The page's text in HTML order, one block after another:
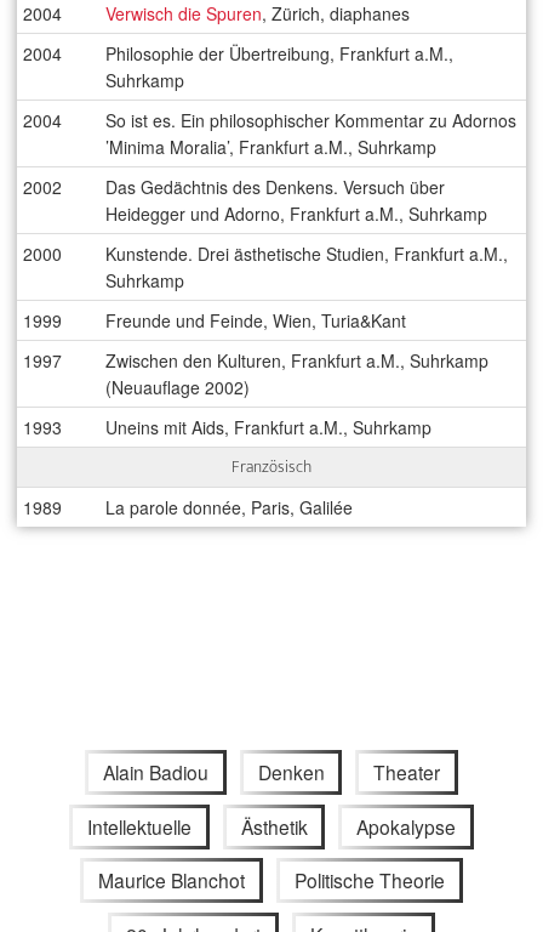
2004
Verwisch die Spuren, Zürich, diaphanes
2004
Philosophie der Übertreibung, Frankfurt a.M.,
Suhrkamp
2004
So ist es. Ein philosophischer Kommentar zu Adornos
’Minima Moralia’, Frankfurt a.M., Suhrkamp
2002
Das Gedächtnis des Denkens. Versuch über
Heidegger und Adorno, Frankfurt a.M., Suhrkamp
2000
Kunstende. Drei ästhetische Studien, Frankfurt a.M.,
Suhrkamp
1999
Freunde und Feinde, Wien, Turia&Kant
1997
Zwischen den Kulturen, Frankfurt a.M., Suhrkamp
(Neuauflage 2002)
1993
Uneins mit Aids, Frankfurt a.M., Suhrkamp
Französisch
1989 La parole donnée, Paris, Galilée
Alain Badiou Denken Theater
Intellektuelle Ästhetik Apokalypse
Maurice Blanchot Politische Theorie